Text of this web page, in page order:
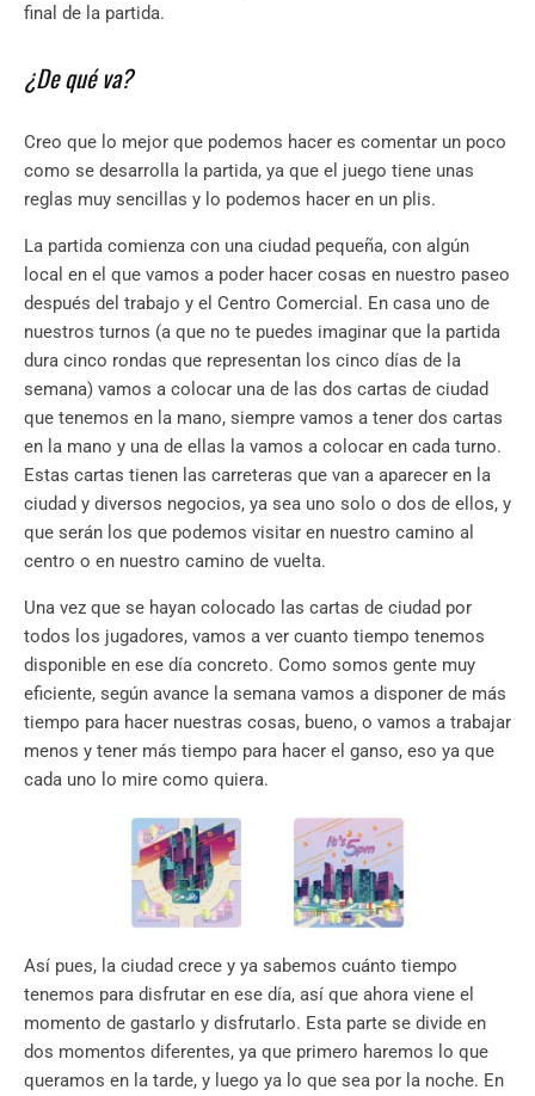
final de la partida.
¿De qué va?
Creo que lo mejor que podemos hacer es comentar un poco
como se desarrolla la partida, ya que el juego tiene unas
reglas muy sencillas y lo podemos hacer en un plis.
La partida comienza con una ciudad pequeña, con algún
local en el que vamos a poder hacer cosas en nuestro paseo
después del trabajo y el Centro Comercial. En casa uno de
nuestros turnos (a que no te puedes imaginar que la partida
dura cinco rondas que representan los cinco días de la
semana) vamos a colocar una de las dos cartas de ciudad
que tenemos en la mano, siempre vamos a tener dos cartas
en la mano y una de ellas la vamos a colocar en cada turno.
Estas cartas tienen las carreteras que van a aparecer en la
ciudad y diversos negocios, ya sea uno solo o dos de ellos, y
que serán los que podemos visitar en nuestro camino al
centro o en nuestro camino de vuelta.
Una vez que se hayan colocado las cartas de ciudad por
todos los jugadores, vamos a ver cuanto tiempo tenemos
disponible en ese día concreto. Como somos gente muy
eficiente, según avance la semana vamos a disponer de más
tiempo para hacer nuestras cosas, bueno, o vamos a trabajar
menos y tener más tiempo para hacer el ganso, eso ya que
cada uno lo mire como quiera.
Así pues, la ciudad crece y ya sabemos cuánto tiempo
tenemos para disfrutar en ese día, así que ahora viene el
momento de gastarlo y disfrutarlo. Esta parte se divide en
dos momentos diferentes, ya que primero haremos lo que
queramos en la tarde, y luego ya lo que sea por la noche. En